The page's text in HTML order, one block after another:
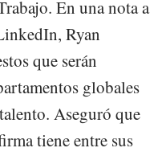
En una nota a
Ryan
que serán
globales
Aseguró que
tiene entre sus